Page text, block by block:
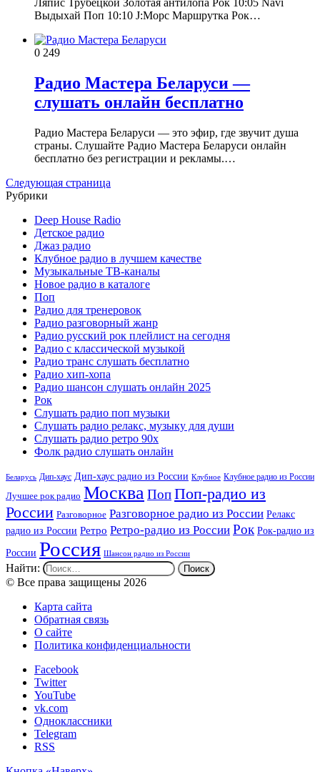
Ляпис Трубецкой Золотая антилопа Рок 10:05 Navi
Выдыхай Поп 10:10 J:Морс Маршрутка Рок…
0 249
Радио Мастера Беларуси —
слушать онлайн бесплатно
Радио Мастера Беларуси — это эфир, где звучит душа
страны. Слушайте Радио Мастера Беларуси онлайн
бесплатно без регистрации и рекламы.…
Следующая страница
Рубрики
Deep House Radio
Детское радио
Джаз радио
Клубное радио в лучшем качестве
Музыкальные ТВ-каналы
Новое радио в каталоге
Поп
Радио для тренеровок
Радио разговорный жанр
Радио русский рок плейлист на сегодня
Радио с классической музыкой
Радио транс слушать бесплатно
Радио хип-хопа
Радио шансон слушать онлайн 2025
Рок
Слушать радио поп музыки
Слушать радио релакс, музыку для души
Слушать радио ретро 90х
Фолк радио слушать онлайн
Беларусь Дип-хаус Дип-хаус радио из России Клубное Клубное радио из России
Лучшее рок радио МоскваПопПоп-радио из
России Разговорное Разговорное радио из России Релакс
радио из России Ретро Ретро-радио из России Рок Рок-радио из
России Россия Шансон радио из России
Найти:
© Все права защищены 2026
Карта сайта
Обратная связь
О сайте
Политика конфиденциальности
Facebook
Twitter
YouTube
vk.com
Одноклассники
Telegram
RSS